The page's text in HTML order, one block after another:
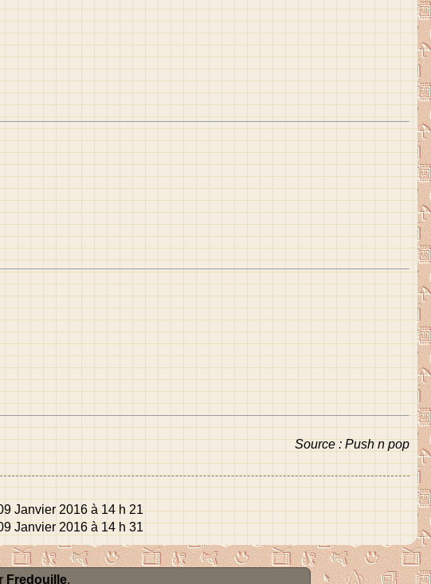
Source : Push n pop
Janvier 2016 à 14 h 21
Janvier 2016 à 14 h 31
Fredouille.